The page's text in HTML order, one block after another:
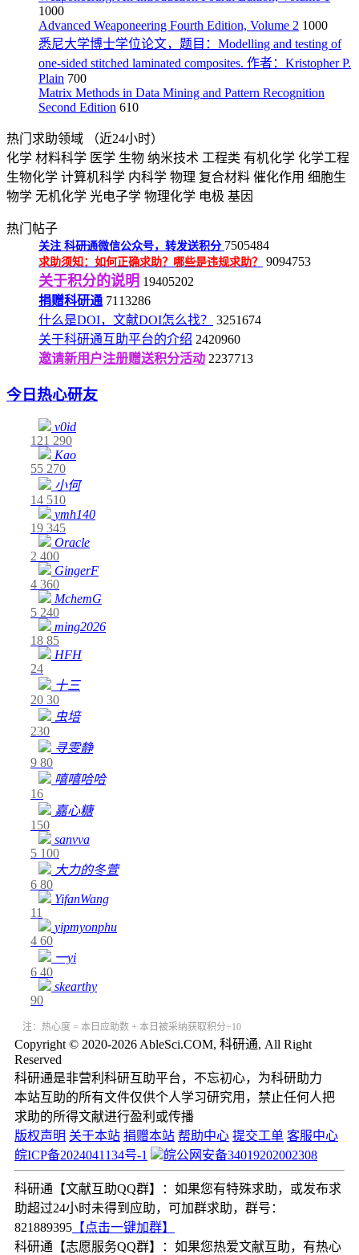
1000
Advanced Weaponeering Fourth Edition, Volume 2 1000
悉尼大学博士学位论文，题目：Modelling and testing of
one-sided stitched laminated composites. 作者：Kristopher P.
Plain 700
Matrix Methods in Data Mining and Pattern Recognition
Second Edition 610
热门求助领域
（近24小时）
化学 材料科学 医学 生物 纳米技术 工程类 有机化学 化学工程
生物化学 计算机科学 内科学 物理 复合材料 催化作用 细胞生
物学 无机化学 光电子学 物理化学 电极 基因
热门帖子
关注 科研通微信公众号，转发送积分 7505484
求助须知：如何正确求助？哪些是违规求助？ 9094753
关于积分的说明 19405202
捐赠科研通 7113286
什么是DOI，文献DOI怎么找？
3251674
关于科研通互助平台的介绍 2420960
邀请新用户注册赠送积分活动 2237713
今日热心研友
v0id
121 290
Kao
55 270
小何
14 510
ymh140
19 345
Oracle
2 400
GingerF
4 360
MchemG
5 240
ming2026
18 85
HFH
24
十三
20 30
虫培
230
寻雯静
9 80
嘻嘻哈哈
16
嘉心糖
150
sanvva
5 100
大力的冬萱
6 80
YifanWang
11
yipmyonphu
4 60
一yi
6 40
skearthy
90
注：热心度 = 本日应助数 + 本日被采纳获取积分÷10
Copyright © 2020-2026 AbleSci.COM, 科研通, All Right
Reserved
科研通是非营利科研互助平台，不忘初心，为科研助力
本站互助的所有文件仅供个人学习研究用，禁止任何人把
求助的所得文献进行盈利或传播
版权声明 关于本站 捐赠本站 帮助中心 提交工单 客服中心
皖ICP备2024041134号-1
皖公网安备34019202002308
科研通【文献互助QQ群】：如果您有特殊求助，或发布求
助超过24小时未得到应助，可加群求助，群号：
821889395 【点击一键加群】
科研通【志愿服务QQ群】：如果您热爱文献互助，有热心